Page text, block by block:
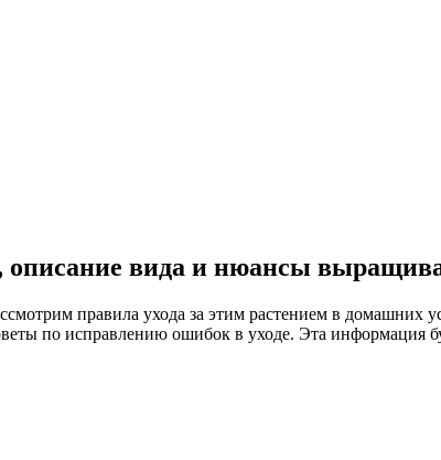
описание вида и нюансы
правила ухода за этим растением в домашних
по исправлению ошибок в уходе. Эта информация